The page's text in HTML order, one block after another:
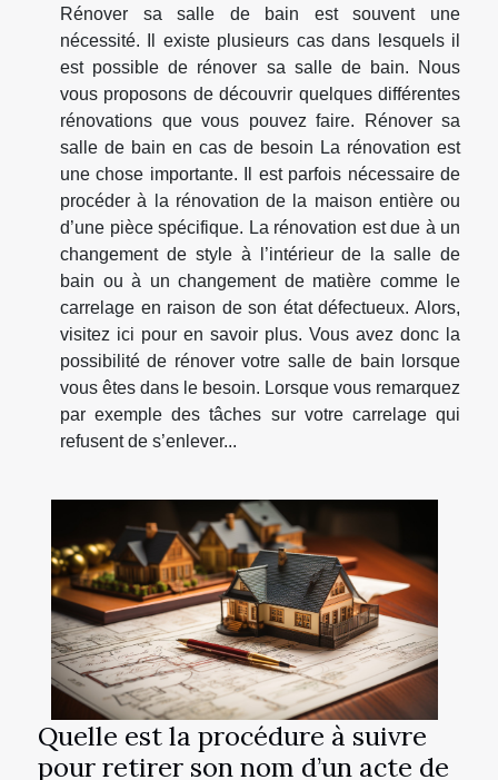
Rénover sa salle de bain est souvent une
nécessité. Il existe plusieurs cas dans lesquels il
est possible de rénover sa salle de bain. Nous
vous proposons de découvrir quelques différentes
rénovations que vous pouvez faire. Rénover sa
salle de bain en cas de besoin La rénovation est
une chose importante. Il est parfois nécessaire de
procéder à la rénovation de la maison entière ou
d’une pièce spécifique. La rénovation est due à un
changement de style à l’intérieur de la salle de
bain ou à un changement de matière comme le
carrelage en raison de son état défectueux. Alors,
visitez ici pour en savoir plus. Vous avez donc la
possibilité de rénover votre salle de bain lorsque
vous êtes dans le besoin. Lorsque vous remarquez
par exemple des tâches sur votre carrelage qui
refusent de s’enlever...
Quelle est la procédure à suivre
pour retirer son nom d’un acte de